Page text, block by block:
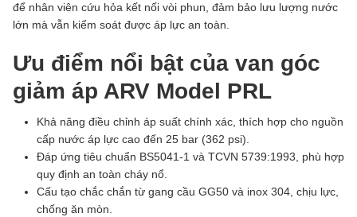
để nhân viên cứu hỏa kết nối vòi phun, đảm bảo lưu lượng nước
lớn mà vẫn kiểm soát được áp lực an toàn.
Ưu điểm nổi bật của van góc
giảm áp ARV Model PRL
Khả năng điều chỉnh áp suất chính xác, thích hợp cho nguồn
cấp nước áp lực cao đến 25 bar (362 psi).
Đáp ứng tiêu chuẩn BS5041-1 và TCVN 5739:1993, phù hợp
quy định an toàn cháy nổ.
Cấu tạo chắc chắn từ gang cầu GG50 và inox 304, chịu lực,
chống ăn mòn.